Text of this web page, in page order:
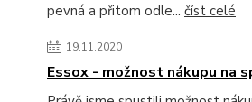
pevná a přitom odle... číst celé
19.11.2020
Essox - možnost nákupu na